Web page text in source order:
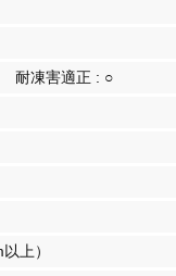
耐凍害適正 : ○
上）